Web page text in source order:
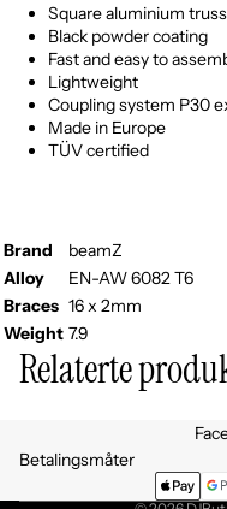
Square aluminium truss
Black powder coating
Fast and easy to
Lightweight
Coupling system P30
Made in Europe
TÜV certified
Brand
beamZ
Alloy
EN-AW 6082 T6
Braces 16 x 2mm
Weight 7.9
Relaterte
Betalingsmåter